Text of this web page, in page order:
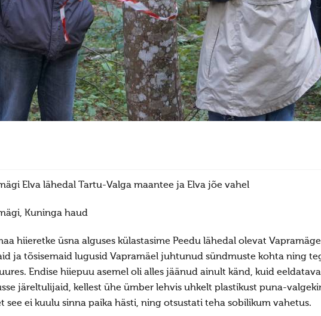
Elva lähedal Tartu-Valga maantee ja Elva jõe vahel
Kuninga haud
hiieretke üsna alguses külastasime Peedu lähedal olevat
ja tõsisemaid lugusid Vapramäel juhtunud sündmuste kohta ning
Endise hiiepuu asemel oli alles jäänud ainult känd, kuid
järeltulijaid, kellest ühe ümber lehvis uhkelt plastikust puna-
see ei kuulu sinna paika hästi, ning otsustati teha sobilikum vahetus.